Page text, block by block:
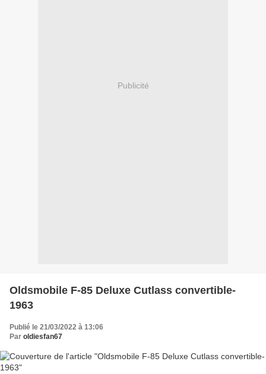
Publicité
Oldsmobile F-85 Deluxe Cutlass convertible-
1963
Publié le 21/03/2022 à 13:06
Par oldiesfan67